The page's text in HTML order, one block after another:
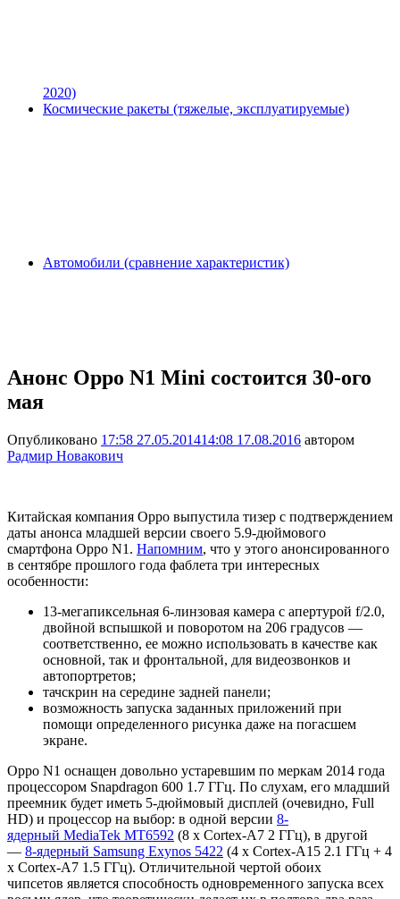
2020)
Космические ракеты (тяжелые, эксплуатируемые)
Автомобили (сравнение характеристик)
Анонс Oppo N1 Mini состоится 30-ого
мая
Опубликовано 17:58 27.05.201414:08 17.08.2016 автором
Радмир Новакович
Китайская компания Oppo выпустила тизер с подтверждением
даты анонса младшей версии своего 5.9-дюймового
смартфона Oppo N1. Напомним, что у этого анонсированного
в сентябре прошлого года фаблета три интересных
особенности:
13-мегапиксельная 6-линзовая камера с апертурой f/2.0,
двойной вспышкой и поворотом на 206 градусов —
соответственно, ее можно использовать в качестве как
основной, так и фронтальной, для видеозвонков и
автопортретов;
тачскрин на середине задней панели;
возможность запуска заданных приложений при
помощи определенного рисунка даже на погасшем
экране.
Oppo N1 оснащен довольно устаревшим по меркам 2014 года
процессором Snapdragon 600 1.7 ГГц. По слухам, его младший
преемник будет иметь 5-дюймовый дисплей (очевидно, Full
HD) и процессор на выбор: в одной версии 8-
ядерный MediaTek MT6592 (8 x Cortex-A7 2 ГГц), в другой
— 8-ядерный Samsung Exynos 5422 (4 x Cortex-A15 2.1 ГГц + 4
x Cortex-A7 1.5 ГГц). Отличительной чертой обоих
чипсетов является способность одновременного запуска всех